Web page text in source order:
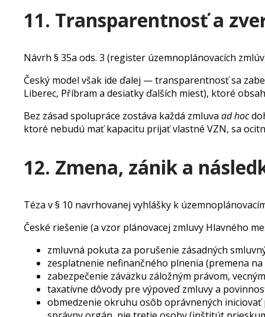
11. Transparentnosť a
Návrh § 35a ods. 3 (register územnoplánovacích
Český model však ide ďalej — transparentnosť sa
Liberec, Příbram a desiatky ďalších miest), ktoré
Bez zásad spolupráce zostáva každá zmluva ad hoc
ktoré nebudú mať kapacitu prijať vlastné VZN, sa
12. Zmena, zánik a
Téza v § 10 navrhovanej vyhlášky k
České riešenie (a vzor plánovacej zmluvy Hlavného
zmluvná pokuta za porušenie zásadných
zesplatnenie nefinančného plnenia (premena
zabezpečenie záväzku záložným právom,
taxatívne dôvody pre výpoveď zmluvy a
obmedzenie okruhu osôb oprávnených